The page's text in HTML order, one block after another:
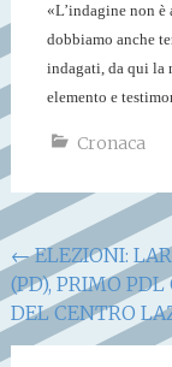
«L’indagine non è
dobbiamo anche
indagati, da qui la
elemento e
Cronaca
articoli
←ELEZIONI:
(PD), PRIMO PDL
DEL CENTRO